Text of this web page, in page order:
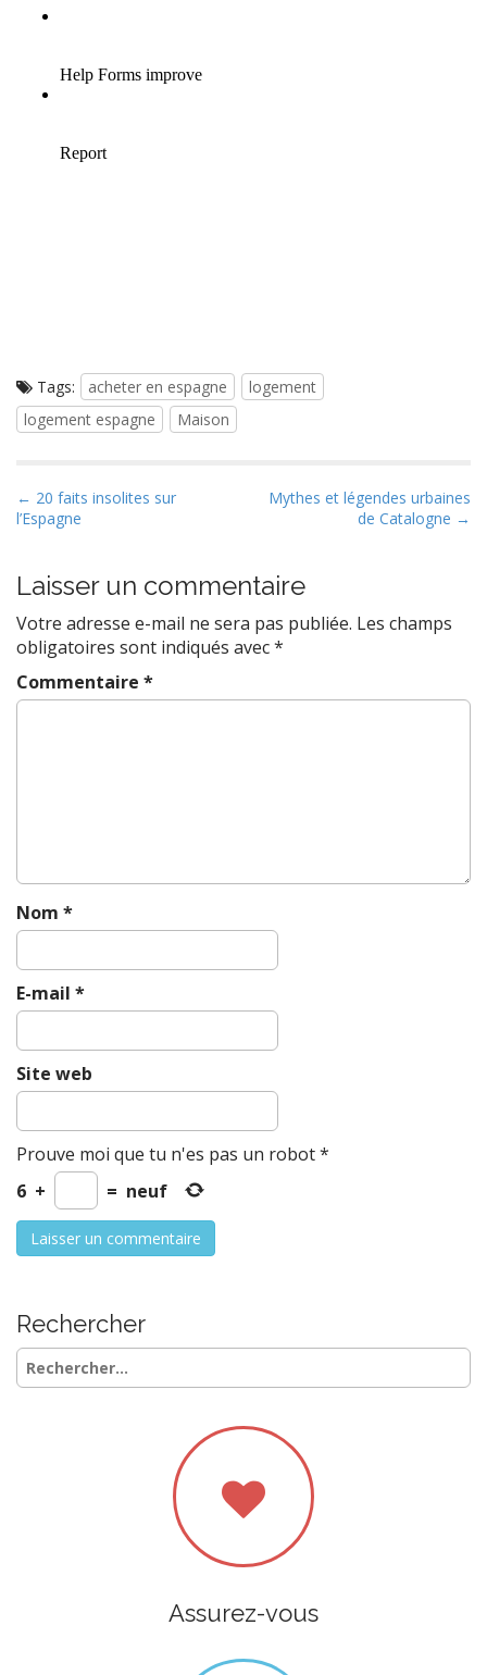
Tags: acheter en espagne
logement
logement espagne
Maison
P
o
t
n
a
v
i
← 20 faits insolites sur
l’Espagne
Mythes et légendes urbaines
de Catalogne →
Laisser un commentaire
Votre adresse e-mail ne sera pas publiée. Les champs
obligatoires sont indiqués avec*
Commentaire *
Nom *
E-mail *
Site web
Prouve moi que tu n'es pas un robot*
6 + = neuf
Rechercher
Rechercher :
Assurez-vous